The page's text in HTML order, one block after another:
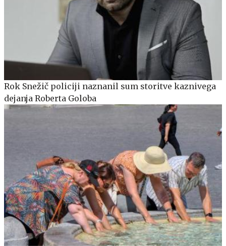
Rok Snežič policiji naznanil sum storitve kaznivega
dejanja Roberta Goloba